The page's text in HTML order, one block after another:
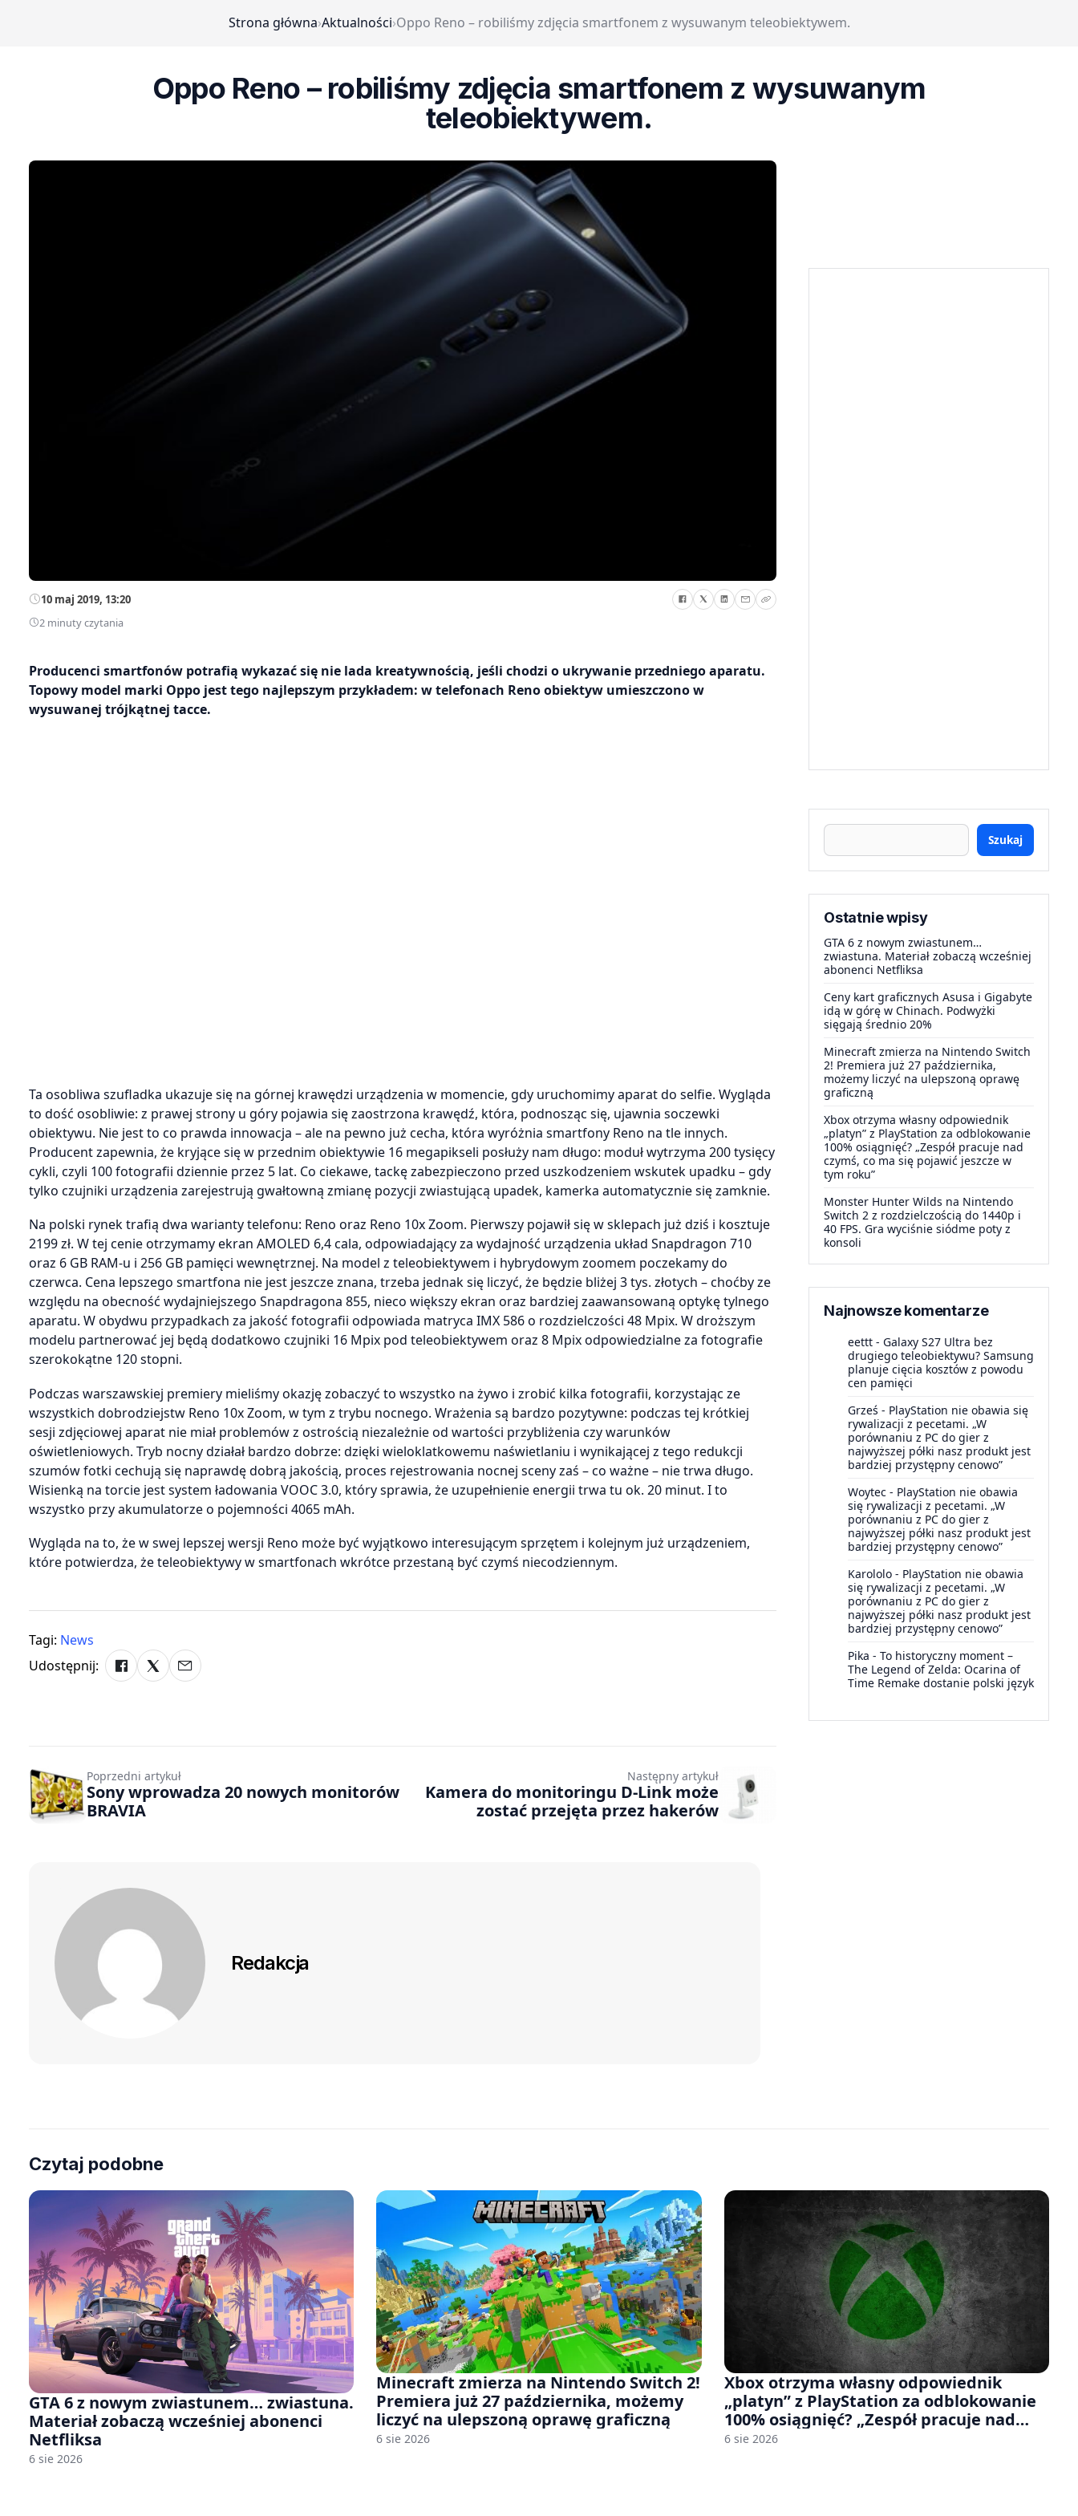
Strona główna›Aktualności›Oppo Reno – robiliśmy zdjęcia smartfonem z wysuwanym teleobiektywem.
Oppo Reno – robiliśmy zdjęcia smartfonem z wysuwanym
teleobiektywem.
10 maj 2019, 13:20
2 minuty czytania
Producenci smartfonów potrafią wykazać się nie lada kreatywnością, jeśli chodzi o ukrywanie przedniego aparatu.
Topowy model marki Oppo jest tego najlepszym przykładem: w telefonach Reno obiektyw umieszczono w
wysuwanej trójkątnej tacce.
Ta osobliwa szufladka ukazuje się na górnej krawędzi urządzenia w momencie, gdy uruchomimy aparat do selfie. Wygląda
to dość osobliwie: z prawej strony u góry pojawia się zaostrzona krawędź, która, podnosząc się, ujawnia soczewki
obiektywu. Nie jest to co prawda innowacja – ale na pewno już cecha, która wyróżnia smartfony Reno na tle innych.
Producent zapewnia, że kryjące się w przednim obiektywie 16 megapikseli posłuży nam długo: moduł wytrzyma 200 tysięcy
cykli, czyli 100 fotografii dziennie przez 5 lat. Co ciekawe, tackę zabezpieczono przed uszkodzeniem wskutek upadku – gdy
tylko czujniki urządzenia zarejestrują gwałtowną zmianę pozycji zwiastującą upadek, kamerka automatycznie się zamknie.
Na polski rynek trafią dwa warianty telefonu: Reno oraz Reno 10x Zoom. Pierwszy pojawił się w sklepach już dziś i kosztuje
2199 zł. W tej cenie otrzymamy ekran AMOLED 6,4 cala, odpowiadający za wydajność urządzenia układ Snapdragon 710
oraz 6 GB RAM-u i 256 GB pamięci wewnętrznej. Na model z teleobiektywem i hybrydowym zoomem poczekamy do
czerwca. Cena lepszego smartfona nie jest jeszcze znana, trzeba jednak się liczyć, że będzie bliżej 3 tys. złotych – choćby ze
względu na obecność wydajniejszego Snapdragona 855, nieco większy ekran oraz bardziej zaawansowaną optykę tylnego
aparatu. W obydwu przypadkach za jakość fotografii odpowiada matryca IMX 586 o rozdzielczości 48 Mpix. W droższym
modelu partnerować jej będą dodatkowo czujniki 16 Mpix pod teleobiektywem oraz 8 Mpix odpowiedzialne za fotografie
szerokokątne 120 stopni.
Podczas warszawskiej premiery mieliśmy okazję zobaczyć to wszystko na żywo i zrobić kilka fotografii, korzystając ze
wszystkich dobrodziejstw Reno 10x Zoom, w tym z trybu nocnego. Wrażenia są bardzo pozytywne: podczas tej krótkiej
sesji zdjęciowej aparat nie miał problemów z ostrością niezależnie od wartości przybliżenia czy warunków
oświetleniowych. Tryb nocny działał bardzo dobrze: dzięki wieloklatkowemu naświetlaniu i wynikającej z tego redukcji
szumów fotki cechują się naprawdę dobrą jakością, proces rejestrowania nocnej sceny zaś – co ważne – nie trwa długo.
Wisienką na torcie jest system ładowania VOOC 3.0, który sprawia, że uzupełnienie energii trwa tu ok. 20 minut. I to
wszystko przy akumulatorze o pojemności 4065 mAh.
Wygląda na to, że w swej lepszej wersji Reno może być wyjątkowo interesującym sprzętem i kolejnym już urządzeniem,
które potwierdza, że teleobiektywy w smartfonach wkrótce przestaną być czymś niecodziennym.
Tagi: News
Udostępnij:
Szukaj
Ostatnie wpisy
GTA 6 z nowym zwiastunem…
zwiastuna. Materiał zobaczą wcześniej
abonenci Netfliksa
Ceny kart graficznych Asusa i Gigabyte
idą w górę w Chinach. Podwyżki
sięgają średnio 20%
Minecraft zmierza na Nintendo Switch
2! Premiera już 27 października,
możemy liczyć na ulepszoną oprawę
graficzną
Xbox otrzyma własny odpowiednik
„platyn” z PlayStation za odblokowanie
100% osiągnięć? „Zespół pracuje nad
czymś, co ma się pojawić jeszcze w
tym roku”
Monster Hunter Wilds na Nintendo
Switch 2 z rozdzielczością do 1440p i
40 FPS. Gra wyciśnie siódme poty z
konsoli
Najnowsze komentarze
eettt - Galaxy S27 Ultra bez
drugiego teleobiektywu? Samsung
planuje cięcia kosztów z powodu
cen pamięci
Grześ - PlayStation nie obawia się
rywalizacji z pecetami. „W
porównaniu z PC do gier z
najwyższej półki nasz produkt jest
bardziej przystępny cenowo”
Woytec - PlayStation nie obawia
się rywalizacji z pecetami. „W
porównaniu z PC do gier z
najwyższej półki nasz produkt jest
bardziej przystępny cenowo”
Karololo - PlayStation nie obawia
się rywalizacji z pecetami. „W
porównaniu z PC do gier z
najwyższej półki nasz produkt jest
bardziej przystępny cenowo”
Pika - To historyczny moment –
The Legend of Zelda: Ocarina of
Time Remake dostanie polski język
Poprzedni artykuł
Sony wprowadza 20 nowych monitorów
BRAVIA
Następny artykuł
Kamera do monitoringu D-Link może
zostać przejęta przez hakerów
Redakcja
Czytaj podobne
GTA 6 z nowym zwiastunem… zwiastuna.
Materiał zobaczą wcześniej abonenci
Netfliksa
6 sie 2026
Minecraft zmierza na Nintendo Switch 2!
Premiera już 27 października, możemy
liczyć na ulepszoną oprawę graficzną
6 sie 2026
Xbox otrzyma własny odpowiednik
„platyn” z PlayStation za odblokowanie
100% osiągnięć? „Zespół pracuje nad
czymś, co ma się pojawić jeszcze w tym
6 sie 2026